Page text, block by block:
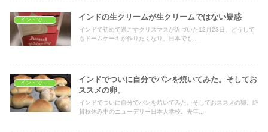
インドの生クリームが生クリームではない疑惑
インドで初めて過ごすクリスマスが近づいた12月23日、どうして
もドームケーキが作りたくなり、日本でも...
インドでついに自分でパンを焼いてみた。そしてお
ススメの卵。
インドでついに自分でパンを焼いてみた。そしておススメの卵。絶
賛秋休み中のニューデリー日本人学校。去年...